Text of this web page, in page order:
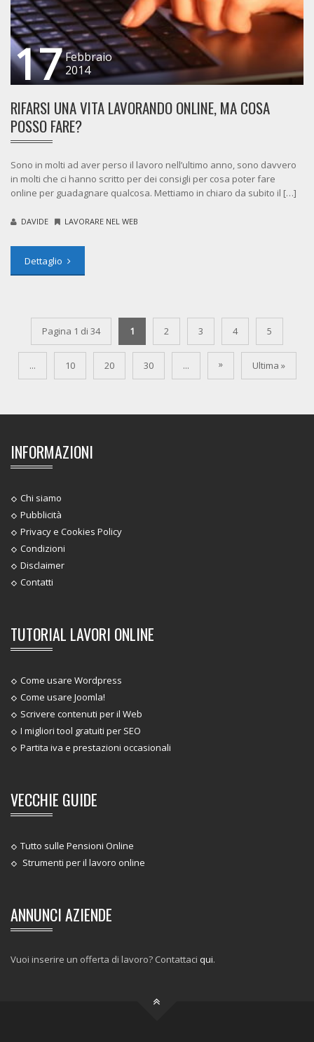
17 Febbraio
2014
RIFARSI UNA VITA LAVORANDO ONLINE, MA COSA
POSSO FARE?
Sono in molti ad aver perso il lavoro nell’ultimo anno, sono davvero
in molti che ci hanno scritto per dei consigli per cosa poter fare
online per guadagnare qualcosa. Mettiamo in chiaro da subito il […]
DAVIDE LAVORARE NEL WEB
Dettaglio
Pagina 1 di 34 1 2 3 4 5
... 10 20 30 ... » Ultima »
INFORMAZIONI
Chi siamo
Pubblicità
Privacy e Cookies Policy
Condizioni
Disclaimer
Contatti
TUTORIAL LAVORI ONLINE
Come usare Wordpress
Come usare Joomla!
Scrivere contenuti per il Web
I migliori tool gratuiti per SEO
Partita iva e prestazioni occasionali
VECCHIE GUIDE
Tutto sulle Pensioni Online
Strumenti per il lavoro online
ANNUNCI AZIENDE
Vuoi inserire un offerta di lavoro? Contattaci qui.